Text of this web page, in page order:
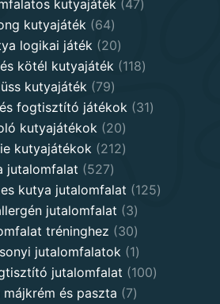
products
kutyajáték 4747
kutyajáték 6464
products
logikai játék 2020
products
kötél kutyajáték 118118
kutyajáték 7979
products
fogtisztító játékok 3131
kutyajátékok 2020
products
kutyajátékok 212212
jutalomfalat 527527
products
kutya jutalomfalat 125125
jutalomfalat 33
products
tréninghez 3030
products
jutalomfalatok 11
product
jutalomfalat 100100
májkrém és paszta 77